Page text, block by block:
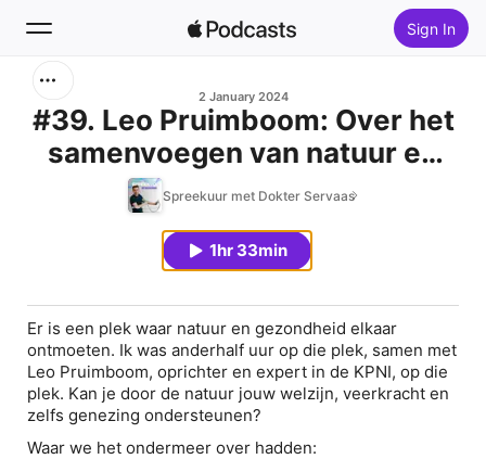
Sign In
Home
2 January 2024
#39. Leo Pruimboom: Over het
samenvoegen van natuur en
lichaam.
Spreekuur met Dokter Servaas
1hr 33min
Er is een plek waar natuur en gezondheid elkaar
ontmoeten. Ik was anderhalf uur op die plek, samen met
Leo Pruimboom, oprichter en expert in de KPNI, op die
plek. Kan je door de natuur jouw welzijn, veerkracht en
zelfs genezing ondersteunen?
Waar we het ondermeer over hadden: